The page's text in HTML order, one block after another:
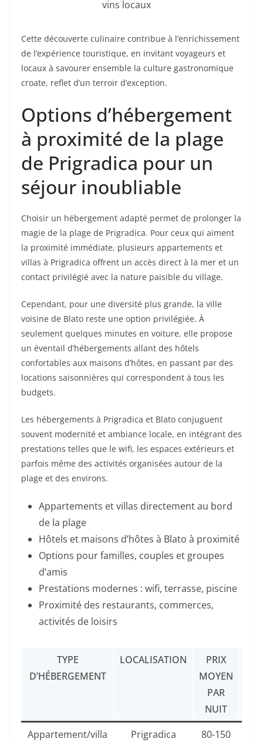
vins locaux
Cette découverte culinaire contribue à l’enrichissement
de l’expérience touristique, en invitant voyageurs et
locaux à savourer ensemble la culture gastronomique
croate, reflet d’un terroir d’exception.
Options d’hébergement
à proximité de la plage
de Prigradica pour un
séjour inoubliable
Choisir un hébergement adapté permet de prolonger la
magie de la plage de Prigradica. Pour ceux qui aiment
la proximité immédiate, plusieurs appartements et
villas à Prigradica offrent un accès direct à la mer et un
contact privilégié avec la nature paisible du village.
Cependant, pour une diversité plus grande, la ville
voisine de Blato reste une option privilégiée. À
seulement quelques minutes en voiture, elle propose
un éventail d’hébergements allant des hôtels
confortables aux maisons d’hôtes, en passant par des
locations saisonnières qui correspondent à tous les
budgets.
Les hébergements à Prigradica et Blato conjuguent
souvent modernité et ambiance locale, en intégrant des
prestations telles que le wifi, les espaces extérieurs et
parfois même des activités organisées autour de la
plage et des environs.
Appartements et villas directement au bord
de la plage
Hôtels et maisons d’hôtes à Blato à proximité
Options pour familles, couples et groupes
d’amis
Prestations modernes : wifi, terrasse, piscine
Proximité des restaurants, commerces,
activités de loisirs
TYPE
D’HÉBERGEMENT
LOCALISATION
PRIX
MOYEN
PAR
NUIT
Appartement/villa Prigradica 80-150